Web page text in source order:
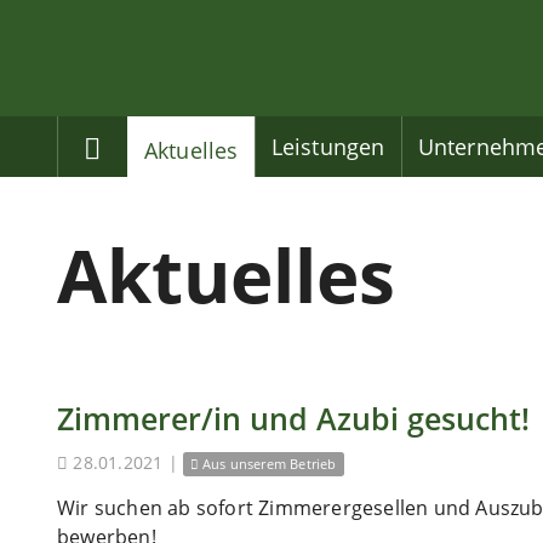
Home
Aktuelles Leistungen
Aktuelles
Zimmerer/in und Azubi gesucht!
28.01.2021 | Aus unserem Betrieb
Wir suchen ab sofort Zimmerergesellen und
bewerben!